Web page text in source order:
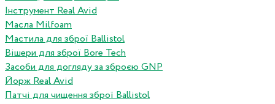
Інструмент Real Avid
Масла Milfoam
Мастила для зброї Ballistol
Вішери для зброї Bore Tech
Засоби для догляду за зброєю GNP
Йорж Real Avid
Патчі для чищення зброї Ballistol